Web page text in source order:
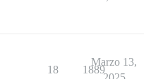
18 1889
Marzo 13,